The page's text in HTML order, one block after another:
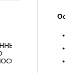
ОСЦИЛЛОГРАФЫ